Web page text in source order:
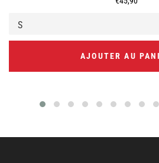
AJOUTER AU